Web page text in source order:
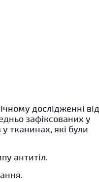
дослідженні від
зафіксованих у
тканинах, які були
антитіл.